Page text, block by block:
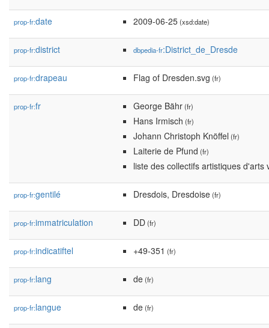
prop-fr:date 2009-06-25(xsd:date)
prop-fr:district dbpedia-fr:District_de_Dresde
prop-fr:drapeau Flag of Dresden.svg (fr)
prop-fr:fr George Bähr(fr)
Hans Irmisch (fr)
Johann Christoph Knöffel (fr)
Laiterie de Pfund (fr)
liste des collectifs artistiques d'arts
prop-fr:gentilé Dresdois, Dresdoise(fr)
prop-fr:immatriculation DD(fr)
prop-fr:indicatiftel +49-351 (fr)
prop-fr:lang de(fr)
prop-fr:langue de(fr)